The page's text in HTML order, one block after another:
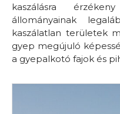
kaszálásra
állományainak
kaszálatlan területek
gyep megújuló
a gyepalkotó fajok és